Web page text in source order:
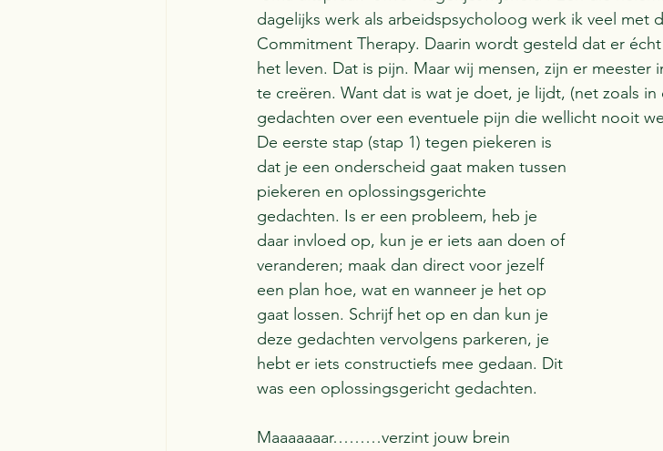
dagelijks werk als arbeidspsycholoog werk ik veel met
Commitment Therapy. Daarin wordt gesteld dat er
het leven. Dat is pijn. Maar wij mensen, zijn er
te creëren. Want dat is wat je doet, je lijdt, (net zoals
gedachten over een eventuele pijn die wellicht nooit
De eerste stap (stap 1) tegen piekeren is
dat je een onderscheid gaat maken tussen
piekeren en oplossingsgerichte
gedachten. Is er een probleem, heb je
daar invloed op, kun je er iets aan doen of
veranderen; maak dan direct voor jezelf
een plan hoe, wat en wanneer je het op
gaat lossen. Schrijf het op en dan kun je
deze gedachten vervolgens parkeren, je
hebt er iets constructiefs mee gedaan. Dit
was een oplossingsgericht gedachten.
Maaaaaaar………verzint jouw brein